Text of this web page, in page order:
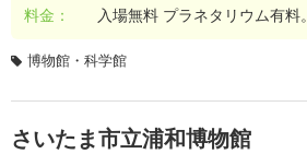
料金： 入場無料 プラネタリウム有料。
博物館・科学館
さいたま市立浦和博物館